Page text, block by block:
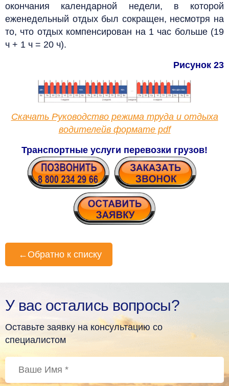
окончания календарной недели, в которой
еженедельный отдых был сокращен, несмотря на
то, что отдых компенсирован на 1 час больше (19
ч + 1 ч = 20 ч).
Рисунок 23
Скачать Руководство режима труда и отдыха
водителейв формате pdf
Транспортные услуги перевозки грузов!
← Обратно к списку
У вас остались вопросы?
Оставьте заявку на консультацию со
специалистом